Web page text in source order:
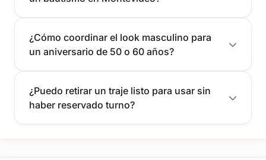
¿Cómo coordinar el look masculino para
un aniversario de 50 o 60 años?
¿Puedo retirar un traje listo para usar sin
haber reservado turno?